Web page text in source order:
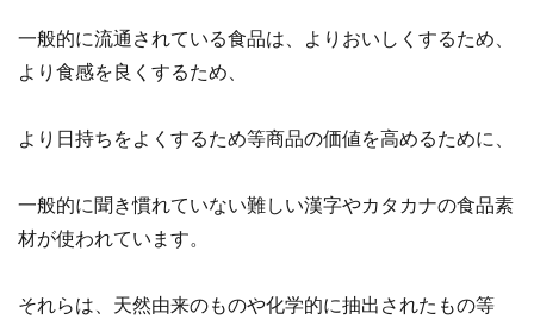
一般的に流通されている食品は、よりおいしくするため、
より食感を良くするため、
より日持ちをよくするため等商品の価値を高めるために、
一般的に聞き慣れていない難しい漢字やカタカナの食品素
材が使われています。
それらは、天然由来のものや化学的に抽出されたもの等